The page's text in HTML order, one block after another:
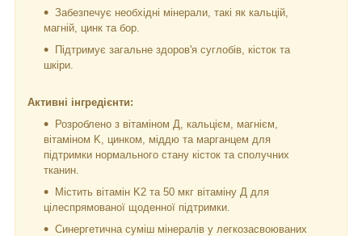
Забезпечує необхідні мінерали, такі як кальцій,
магній, цинк та бор.
Підтримує загальне здоров'я суглобів, кісток та
шкіри.
Активні інгредієнти:
Розроблено з вітаміном Д, кальцієм, магнієм,
вітаміном K, цинком, міддю та марганцем для
підтримки нормального стану кісток та сполучних
тканин.
Містить вітамін K2 та 50 мкг вітаміну Д для
цілеспрямованої щоденної підтримки.
Синергетична суміш мінералів у легкозасвоюваних